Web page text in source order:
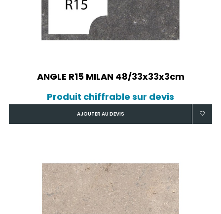
ANGLE R15 MILAN 48/33x33x3cm
Produit chiffrable sur devis
AJOUTER AU DEVIS